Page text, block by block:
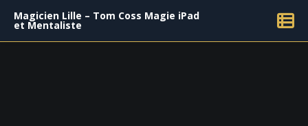
Magicien Lille – Tom Coss Magie iPad
et Mentaliste